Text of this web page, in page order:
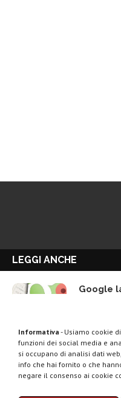
Informativa - Usiamo cookie
funzioni dei social media e
si occupano di analisi dati
info che hai fornito o che
negare il consenso ai cookie
LEGGI ANCHE
Google
la